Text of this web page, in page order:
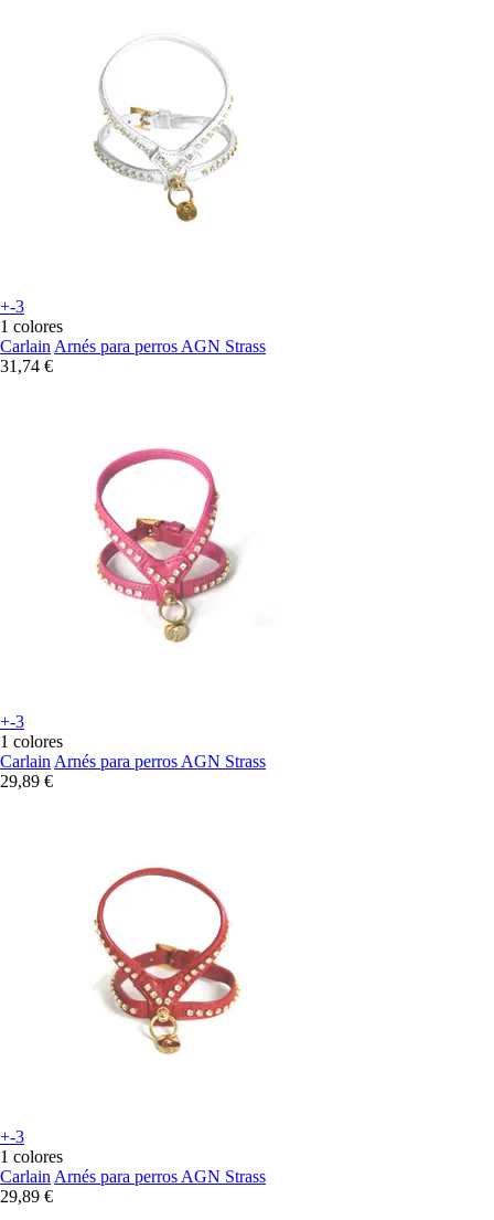
+-3
1 colores
Carlain Arnés para perros AGN Strass
31,74 €
+-3
1 colores
Carlain Arnés para perros AGN Strass
29,89 €
+-3
1 colores
Carlain Arnés para perros AGN Strass
29,89 €